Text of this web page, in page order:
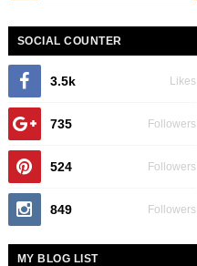
SOCIAL COUNTER
3.5k Likes
735 Followers
524 Followers
849 Followers
MY BLOG LIST